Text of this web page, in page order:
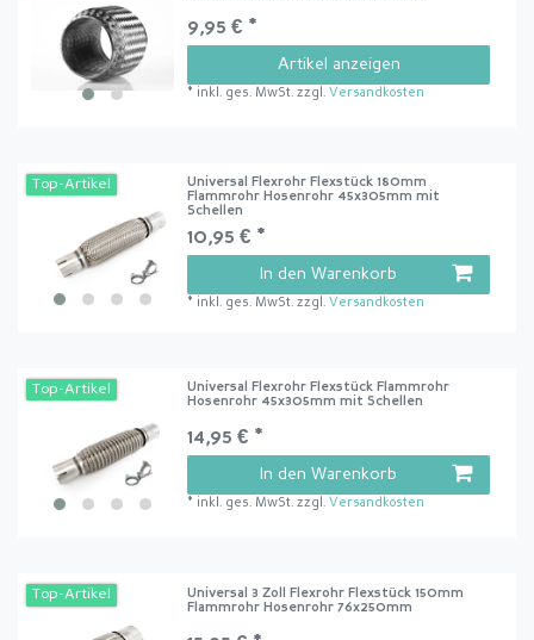
9,95 € *
Artikel anzeigen
* inkl. ges. MwSt. zzgl. Versandkosten
Top-Artikel
Universal Flexrohr Flexstück 180mm
Flammrohr Hosenrohr 45x305mm mit
Schellen
10,95 € *
In den Warenkorb
* inkl. ges. MwSt. zzgl. Versandkosten
Top-Artikel
Universal Flexrohr Flexstück Flammrohr
Hosenrohr 45x305mm mit Schellen
14,95 € *
In den Warenkorb
* inkl. ges. MwSt. zzgl. Versandkosten
Top-Artikel
Universal 3 Zoll Flexrohr Flexstück 150mm
Flammrohr Hosenrohr 76x250mm